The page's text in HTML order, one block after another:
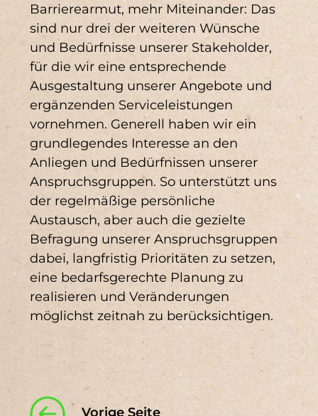
Barrierearmut, mehr Miteinander: Das
sind nur drei der weiteren Wünsche
und Bedürfnisse unserer Stakeholder,
für die wir eine entsprechende
Ausgestaltung unserer Angebote und
ergänzenden Serviceleistungen
vornehmen. Generell haben wir ein
grundlegendes Interesse an den
Anliegen und Bedürfnissen unserer
Anspruchsgruppen. So unterstützt uns
der regelmäßige persönliche
Austausch, aber auch die gezielte
Befragung unserer Anspruchsgruppen
dabei, langfristig Prioritäten zu setzen,
eine bedarfsgerechte Planung zu
realisieren und Veränderungen
möglichst zeitnah zu berücksichtigen.
Vorige Seite